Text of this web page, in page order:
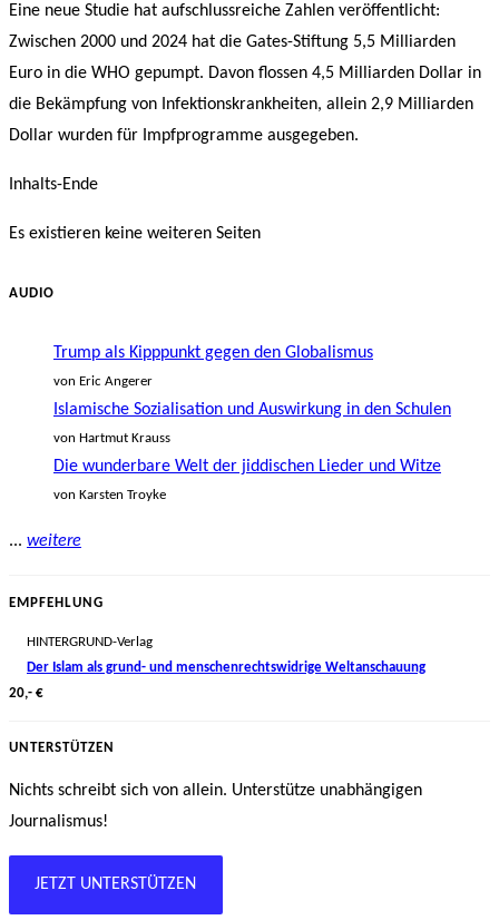
Eine neue Studie hat aufschlussreiche Zahlen veröffentlicht:
Zwischen 2000 und 2024 hat die Gates-Stiftung 5,5 Milliarden
Euro in die WHO gepumpt. Davon flossen 4,5 Milliarden Dollar in
die Bekämpfung von Infektionskrankheiten, allein 2,9 Milliarden
Dollar wurden für Impfprogramme ausgegeben.
Inhalts-Ende
Es existieren keine weiteren Seiten
AUDIO
Trump als Kipppunkt gegen den Globalismus
von Eric Angerer
Islamische Sozialisation und Auswirkung in den Schulen
von Hartmut Krauss
Die wunderbare Welt der jiddischen Lieder und Witze
von Karsten Troyke
... weitere
EMPFEHLUNG
HINTERGRUND-Verlag
Der Islam als grund- und menschenrechtswidrige Weltanschauung
20,- €
UNTERSTÜTZEN
Nichts schreibt sich von allein. Unterstütze unabhängigen
Journalismus!
JETZT UNTERSTÜTZEN